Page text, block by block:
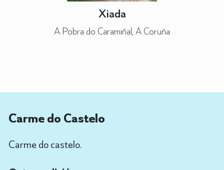
Xiada
A Pobra do Caramiñal, A Coruña
Carme do Castelo
Carme do castelo.